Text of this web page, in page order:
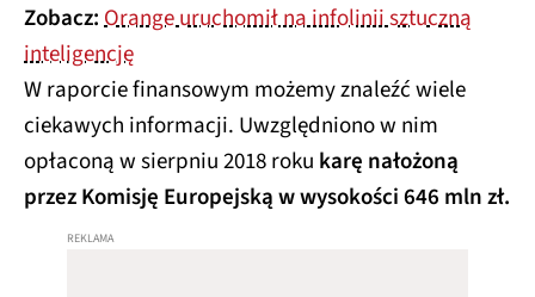
Zobacz:Orange uruchomił na infolinii sztuczną
inteligencję
W raporcie finansowym możemy znaleźć wiele
ciekawych informacji. Uwzględniono w nim
opłaconą w sierpniu 2018 roku karę nałożoną
przez Komisję Europejską w wysokości 646 mln zł.